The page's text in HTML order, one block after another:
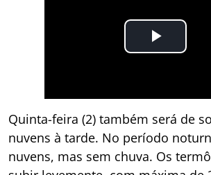
Quinta-feira (2) também será de
nuvens à tarde. No período
nuvens, mas sem chuva. Os